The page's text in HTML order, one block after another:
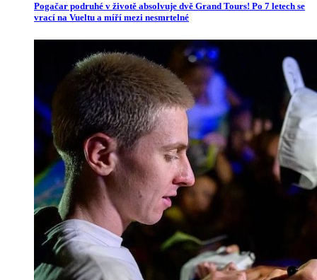
Pogačar podruhé v životě absolvuje dvě Grand Tours! Po 7 letech se
vrací na Vueltu a míří mezi nesmrtelné